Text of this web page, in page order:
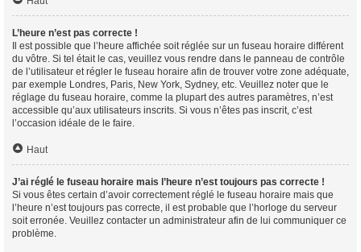
L’heure n’est pas correcte !
Il est possible que l’heure affichée soit réglée sur un fuseau horaire différent
du vôtre. Si tel était le cas, veuillez vous rendre dans le panneau de contrôle
de l’utilisateur et régler le fuseau horaire afin de trouver votre zone adéquate,
par exemple Londres, Paris, New York, Sydney, etc. Veuillez noter que le
réglage du fuseau horaire, comme la plupart des autres paramètres, n’est
accessible qu’aux utilisateurs inscrits. Si vous n’êtes pas inscrit, c’est
l’occasion idéale de le faire.
Haut
J’ai réglé le fuseau horaire mais l’heure n’est toujours pas correcte !
Si vous êtes certain d’avoir correctement réglé le fuseau horaire mais que
l’heure n’est toujours pas correcte, il est probable que l’horloge du serveur
soit erronée. Veuillez contacter un administrateur afin de lui communiquer ce
problème.